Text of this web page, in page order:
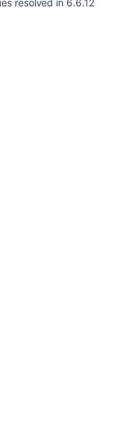
resolved in 6.6.12